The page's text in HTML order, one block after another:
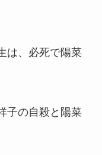
は、必死で陽菜
子の自殺と陽菜